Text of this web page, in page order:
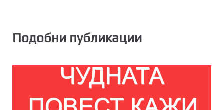
Подобни публикации